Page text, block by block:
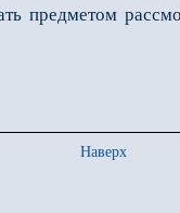
предметом
Наверх